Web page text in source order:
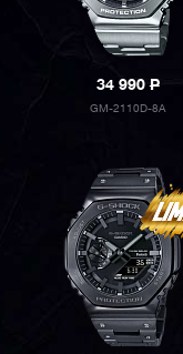
34 990P
GM-2110D-8A